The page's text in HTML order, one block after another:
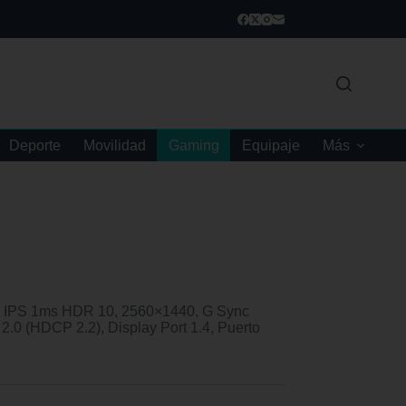
Deporte Movilidad Gaming Equipaje Más
1ms HDR 10, 2560×1440, G Sync
(HDCP 2.2), Display Port 1.4, Puerto